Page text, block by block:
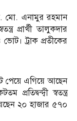
মো. এনামুর রহমান
প্রার্থী তালুকদার
ট্রাক প্রতীকের
পেয়ে এগিয়ে আছেন
স্বতন্ত্র
২০ হাজার ৫৭০